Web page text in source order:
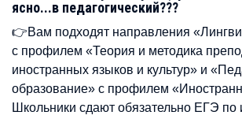
ясно...в педагогический???
👉Вам подходят направления
с профилем «Теория и методика
иностранных языков и культур» и
образование» с профилем
Школьники сдают обязательно ЕГЭ по